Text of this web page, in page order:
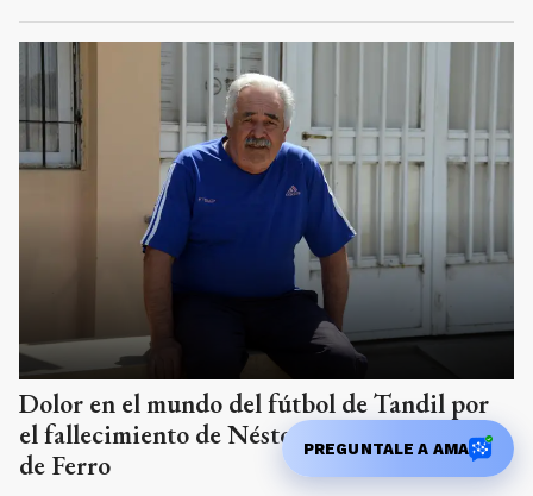
Dolor en el mundo del fútbol de Tandil por
el fallecimiento de Néstor Díaz, una gloria
de Ferro
PREGUNTALE A AMA